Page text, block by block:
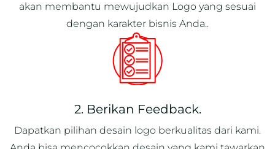
akan membantu mewujudkan Logo yang sesuai
dengan karakter bisnis Anda..
2. Berikan Feedback.
Dapatkan pilihan desain logo berkualitas dari kami.